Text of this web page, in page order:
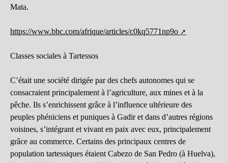
Mata.
https://www.bbc.com/afrique/articles/c0kq5771np9o
Classes sociales à Tartessos
C’était une société dirigée par des chefs autonomes qui se
consacraient principalement à l’agriculture, aux mines et à la
pêche. Ils s’enrichissent grâce à l’influence ultérieure des
peuples phéniciens et puniques à Gadir et dans d’autres régions
voisines, s’intégrant et vivant en paix avec eux, principalement
grâce au commerce. Certains des principaux centres de
population tartessiques étaient Cabezo de San Pedro (à Huelva),